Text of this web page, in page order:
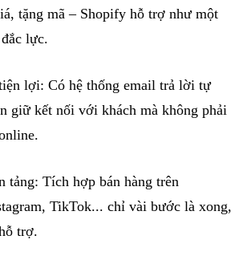
tặng mã – Shopifyhỗ trợ như một
lực.
lợi: Có hệ thống email trả lời tự
giữ kết nối với khách mà không phải
.
tảng: Tích hợp bán hàng trên
, TikTok... chỉ vài bước là xong,
trợ.